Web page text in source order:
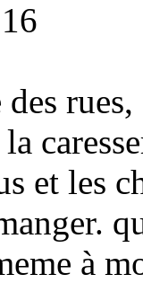
et les
à